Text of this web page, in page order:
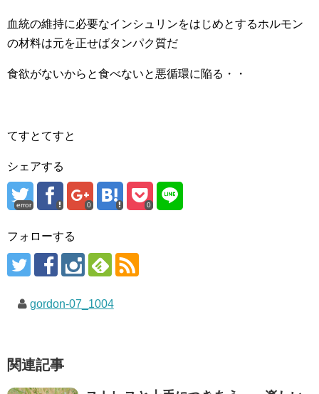
血統の維持に必要なインシュリンをはじめとするホルモン
の材料は元を正せばタンパク質だ
食欲がないからと食べないと悪循環に陥る・・
てすとてすと
シェアする
error 0 0
フォローする
gordon-07_1004
関連記事